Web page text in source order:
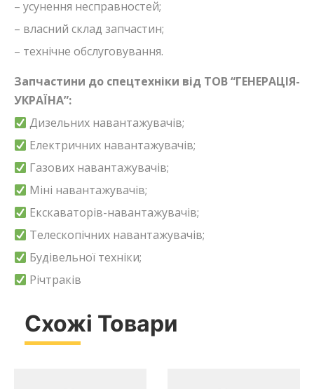
– усунення несправностей;
– власний склад запчастин;
– технічне обслуговування.
Запчастини до спецтехніки від ТОВ “ГЕНЕРАЦІЯ-
УКРАЇНА”:
Дизельних навантажувачів;
Електричних навантажувачів;
Газових навантажувачів;
Міні навантажувачів;
Екскаваторів-навантажувачів;
Телескопічних навантажувачів;
Будівельної техніки;
Річтраків
Схожі Товари